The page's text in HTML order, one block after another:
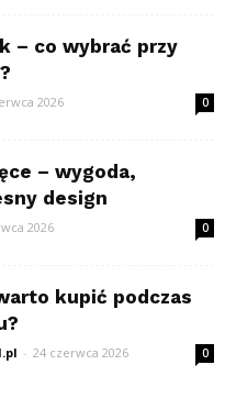
– co wybrać przy
2026 0
– wygoda,
design
2026 0
kupić podczas
- 24 czerwca 2026 0